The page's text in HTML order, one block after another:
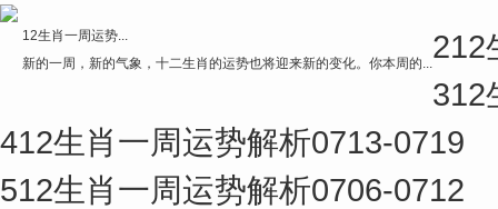
12生肖一周运势...
新的一周，新的气象，十二生肖的运势也将迎来新的变化。你本周的...212
312
412生肖一周运势解析0713-0719
512生肖一周运势解析0706-0712